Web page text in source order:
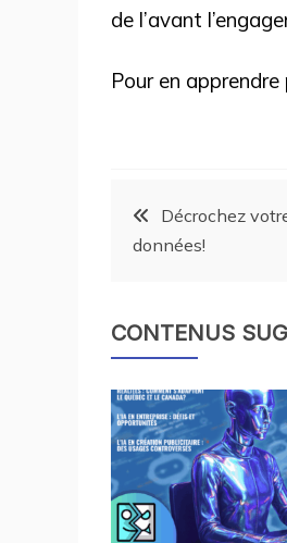
de l’avant
Pour en
Décrochez
données!
CONTENUS